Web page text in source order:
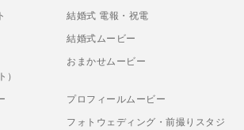
結婚式 電報・祝電
結婚式ムービー
）
おまかせムービー
プロフィールムービー
フォトウェディング・前撮りスタジ